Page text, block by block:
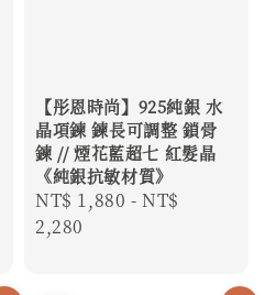
Regular
【彤恩時尚】925純銀 水
晶項鍊 鍊長可調整 鎖骨
鍊 // 煙花藍超七 紅髮晶
《純銀抗敏材質》
Regular
price
NT$ 1,880 -NT$
2,280